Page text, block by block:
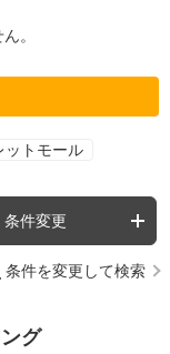
。
ットモール
条件変更
条件を変更して検索
グ